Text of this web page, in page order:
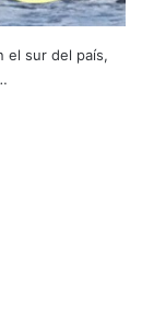
el sur del país,